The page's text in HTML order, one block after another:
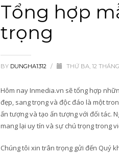
Tổng hợp
trọng
BY DUNGHA1312 / THỨ BA, 12 THÁNG
Hôm nay Inmedia.vn sẽ tổng hợp
đẹp, sang trọng và độc đáo là một
ấn tượng và tạo ấn tượng với đối tác.
mang lại uy tín và sự chú trọng trong
Chúng tôi xin trân trọng gửi đến Quý